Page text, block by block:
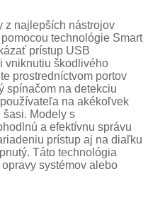
z najlepších nástrojov
technológie Smart
prístup USB
vniknutiu škodlivého
prostredníctvom portov
spínačom na detekciu
na akékoľvek
šasi. Modely s
a efektívnu správu
prístup aj na diaľku
Táto technológia
systémov alebo